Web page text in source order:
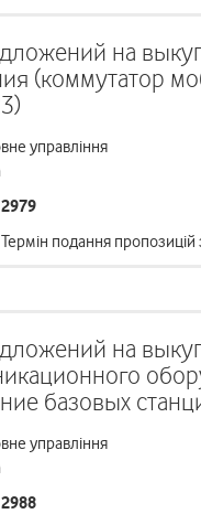
на
(коммутатор
управління
подання пропозицій
на
базовых
управління